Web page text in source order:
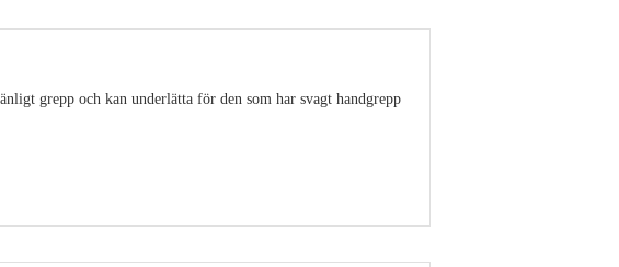
grepp och kan underlätta för den som har svagt handgrepp